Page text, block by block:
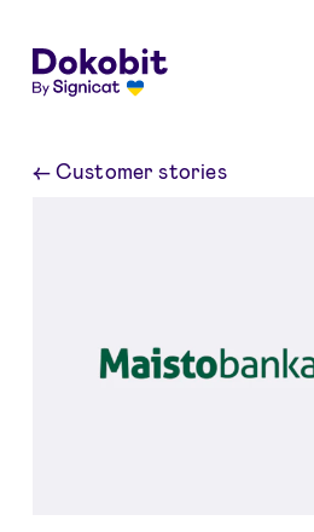
←Customer stories